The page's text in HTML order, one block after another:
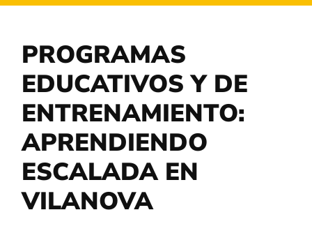
PROGRAMAS
EDUCATIVOS Y DE
ENTRENAMIENTO:
APRENDIENDO
ESCALADA EN
VILANOVA